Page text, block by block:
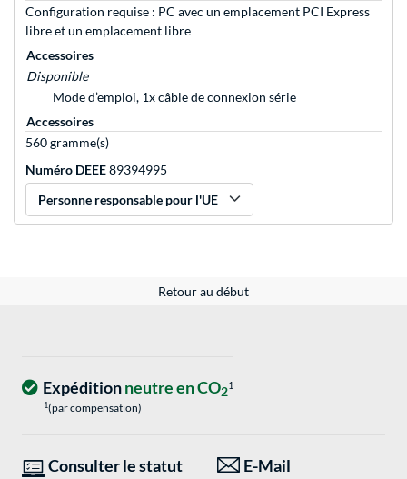
Configuration requise : PC avec un emplacement PCI Express
libre et un emplacement libre
Accessoires
Disponible
Mode d’emploi, 1x câble de connexion série
Accessoires
560 gramme(s)
Numéro DEEE89394995
Personne responsable pour l'UE
Retour au début
Expéditionneutre en CO21
1(par compensation)
Consulter le statut
E-Mail